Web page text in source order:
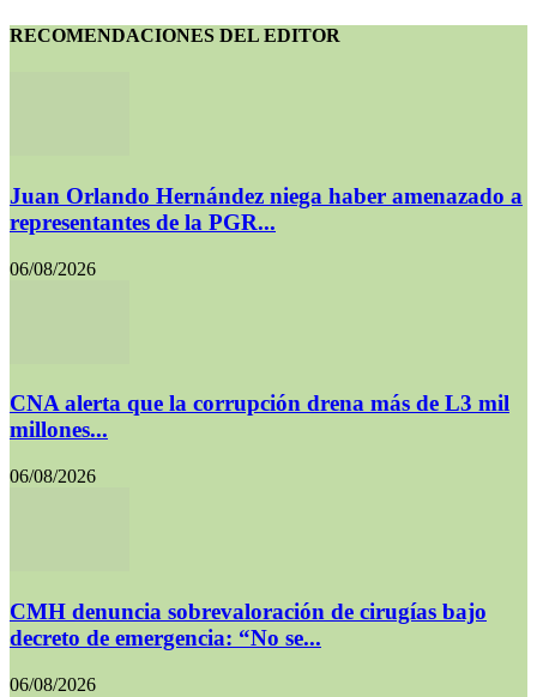
RECOMENDACIONES DEL EDITOR
Juan Orlando Hernández niega haber amenazado a
representantes de la PGR...
06/08/2026
CNA alerta que la corrupción drena más de L3 mil
millones...
06/08/2026
CMH denuncia sobrevaloración de cirugías bajo
decreto de emergencia: “No se...
06/08/2026